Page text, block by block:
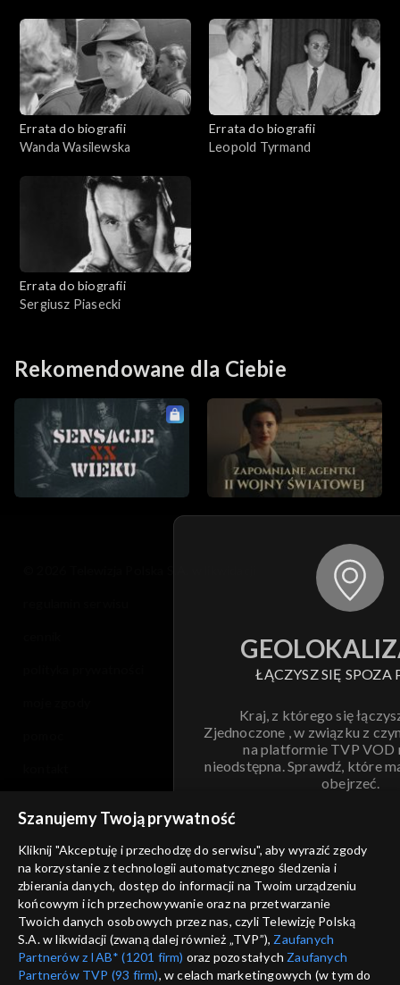
Errata do biografii
Wanda Wasilewska
Errata do biografii
Leopold Tyrmand
Errata do biografii
Sergiusz Piasecki
Rekomendowane dla Ciebie
ŁĄCZYSZ SIĘ SPOZA
Kraj, z którego się
Zjednoczone , w związku z
na platformie TVP VOD
nieodstępna. Sprawdź, które
obejrzeć.
ANULUJ
informacje o dostawcy usług
Szanujemy Twoją prywatność
Kliknij "Akceptuję i przechodzę do serwisu", aby wyrazić zgody
na korzystanie z technologii automatycznego śledzenia i
zbierania danych, dostęp do informacji na Twoim urządzeniu
końcowym i ich przechowywanie oraz na przetwarzanie
Twoich danych osobowych przez nas, czyli Telewizję Polską
S.A. w likwidacji (zwaną dalej również „TVP”), Zaufanych
Partnerów z IAB* (1201 firm) oraz pozostałych Zaufanych
Partnerów TVP (93 firm), w celach marketingowych (w tym do